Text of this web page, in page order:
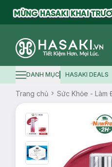
Logo
Hamburger icon
DANH MỤC HASAKI DEALS
Trang chủ Sức Khỏe - Làm